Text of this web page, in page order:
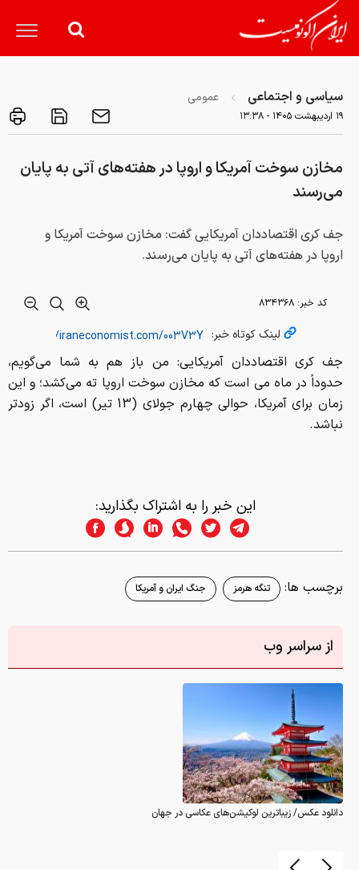
سیاسی و اجتماعی عمومی
۱۹ ارديبهشت ۱۴۰۵ - ۱۳:۳۸
مخازن سوخت آمریکا و اروپا در هفته‌های آتی به پایان
می‌رسند
جف کری اقتصاددان آمریکایی گفت: مخازن سوخت آمریکا و
اروپا در هفته‌های آتی به پایان می‌رسند.
کد خبر: ۸۳۴۳۶۸
لینک کوتاه خبر:
جف کری اقتصاددان آمریکایی: من باز هم به شما می‌گویم،
حدوداً در ماه می است که مخازن سوخت اروپا ته می‌کشد؛ و این
زمان برای آمریکا، حوالی چهارم جولای (13 تیر) است، اگر زودتر
نباشد.
این خبر را به اشتراک بگذارید:
برچسب ها: تنگه هرمز جنگ ایران و آمریکا
از سراسر وب
دانلود عکس/ زیباترین لوکیشن‌های عکاسی در جهان